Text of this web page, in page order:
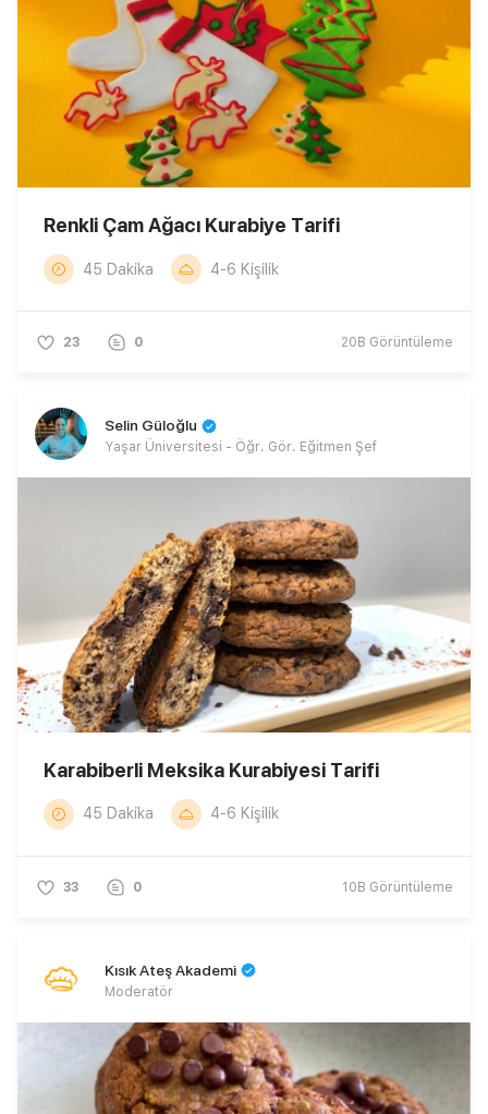
Renkli Çam Ağacı Kurabiye Tarifi
45 Dakika 4-6 Kişilik
23 0 20B Görüntüleme
Selin Güloğlu
Yaşar Üniversitesi - Öğr. Gör. Eğitmen Şef
Karabiberli Meksika Kurabiyesi Tarifi
45 Dakika 4-6 Kişilik
33 0 10B Görüntüleme
Kısık Ateş Akademi
Moderatör